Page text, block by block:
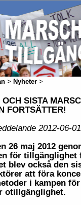
> Nyheter >
OCH SISTA
FORTSÄTTER!
2012-06-01
26 maj 2012
för tillgänglighet
blev också den
att föra
i kampen
otillgänglighet.